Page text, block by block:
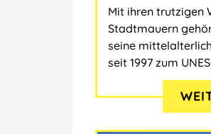
Mit ihren trutzigen
Stadtmauern
seine
seit 1997 zum